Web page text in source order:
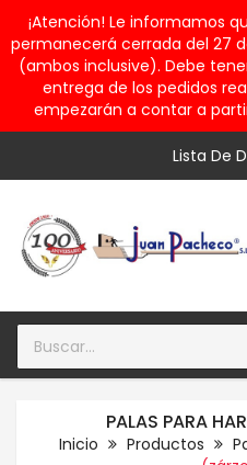
¡Atención! Le informamos
permanecerá cerrada del 27
(ambos inclusive). Debe
entrega de los pedidos
empezarán a contar a
Lista De
PALAS PARA
Inicio Productos